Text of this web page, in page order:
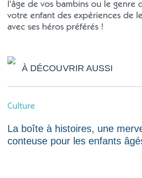
l’âge de vos bambins ou le genre
votre enfant des expériences de
avec ses héros préférés !
À DÉCOUVRIR AUSSI
Culture
La boîte à histoires, une
conteuse pour les enfants